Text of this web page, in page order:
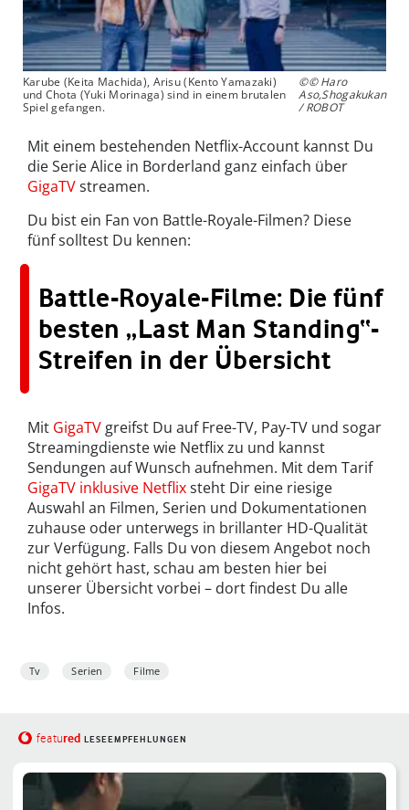
Karube (Keita Machida), Arisu (Kento Yamazaki)
und Chota (Yuki Morinaga) sind in einem brutalen
Spiel gefangen.
©© Haro
Aso,Shogakukan
/ ROBOT
Mit einem bestehenden Netflix-Account kannst Du
die Serie Alice in Borderland ganz einfach über
GigaTVstreamen.
Du bist ein Fan von Battle-Royale-Filmen? Diese
fünf solltest Du kennen:
Battle-Royale-Filme: Die fünf
besten „Last Man Standing“-
Streifen in der Übersicht
Mit GigaTV greifst Du auf Free-TV, Pay-TV und sogar
Streamingdienste wie Netflix zu und kannst
Sendungen auf Wunsch aufnehmen. Mit dem Tarif
GigaTV inklusive Netflixsteht Dir eine riesige
Auswahl an Filmen, Serien und Dokumentationen
zuhause oder unterwegs in brillanter HD-Qualität
zur Verfügung. Falls Du von diesem Angebot noch
nicht gehört hast, schau am besten hier bei
unserer Übersicht vorbei – dort findest Du alle
Infos.
Tv Serien Filme
featured LESEEMPFEHLUNGEN